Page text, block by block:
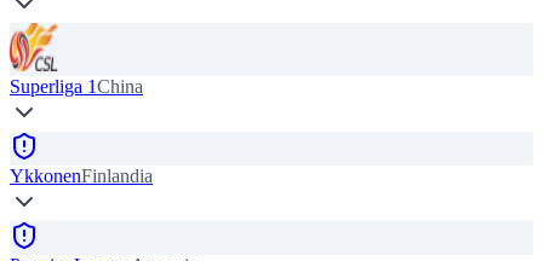
Superliga 1China
YkkonenFinlandia